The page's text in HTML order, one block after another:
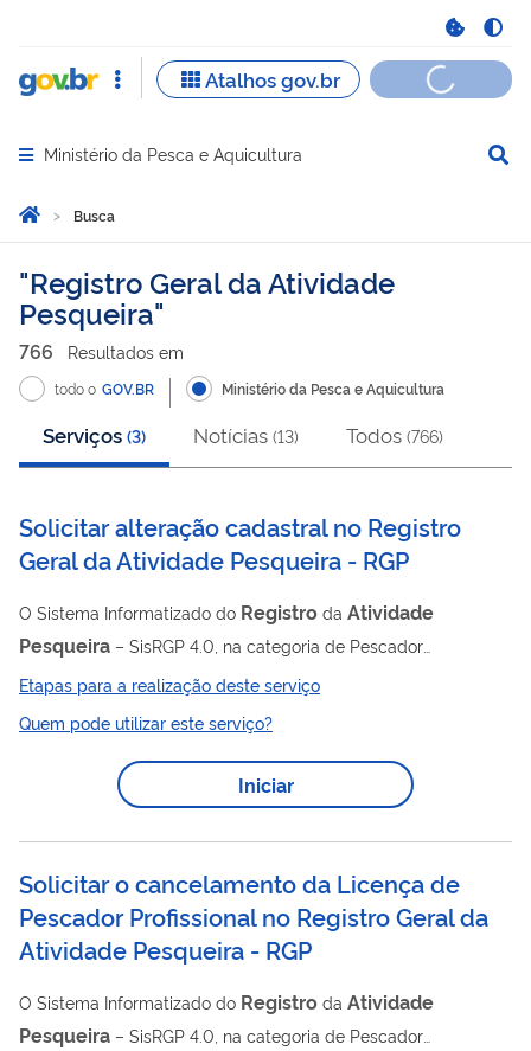
Abrir menu principal de navegação
Ministério da Pesca e Aquicultura
Você está aqui:
Página Inicial
Busca
Busca
Registro Geral da Atividade
Pesqueira
766 Resultados em
todo o GOV.BR Ministério da Pesca e Aquicultura
Serviços (3) Notícias (13) Todos (766)
Solicitar alteração cadastral no Registro
Geral da Atividade Pesqueira - RGP
O Sistema Informatizado do Registro da Atividade
Pesqueira – SisRGP 4.0, na categoria de Pescador
Profissional, é o meio utilizado pelos pescadores profissionais,
com licença em situação DEFERIDA, em todo o país para
realizar alteração de dados cadastrais constantes no seu
GeraldaAtividadePesqueira- RGP.
Etapas para a realização deste serviço
Quem pode utilizar este serviço?
Iniciar
Solicitar o cancelamento da Licença de
Pescador Profissional no Registro Geral da
Atividade Pesqueira - RGP
O Sistema Informatizado do Registro da Atividade
Pesqueira – SisRGP 4.0, na categoria de Pescador